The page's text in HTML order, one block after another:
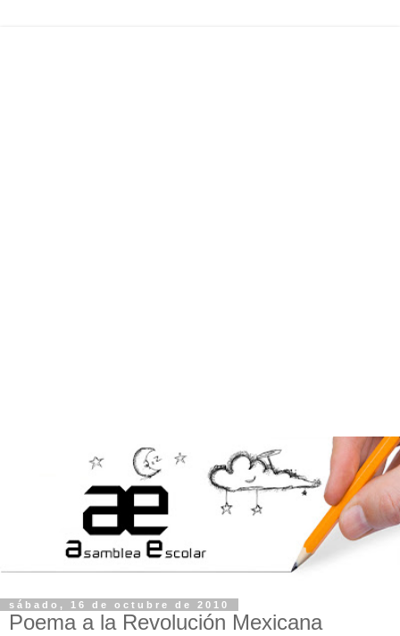
sábado, 16 de octubre de 2010
Poema a la Revolución Mexicana